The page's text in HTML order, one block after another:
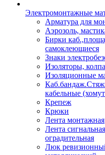
Электромонтажные
Арматура для
Аэрозоль,
Бирки
самоклеющиеся
Знаки
Изоляторы,
Изоляционные
кабельные
Крепеж
Крюки
Лента монтажная
Лента
оградительная
Люк